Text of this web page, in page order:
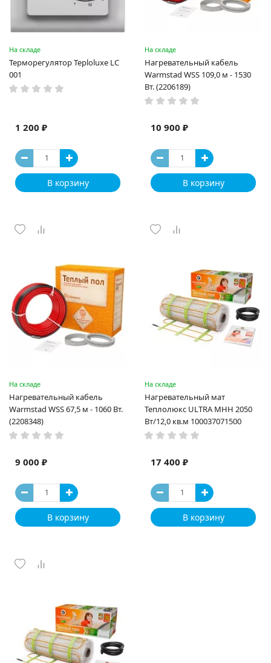
На складе
Терморегулятор Teploluxe LC
001
1 200 ₽
В корзину
На складе
Нагревательный кабель
Warmstad WSS 109,0 м - 1530
Вт. (2206189)
10 900 ₽
В корзину
На складе
Нагревательный кабель
Warmstad WSS 67,5 м - 1060 Вт.
(2208348)
9 000 ₽
В корзину
На складе
Нагревательный мат
Теплолюкс ULTRA МНН 2050
Вт/12,0 кв.м 100037071500
17 400 ₽
В корзину